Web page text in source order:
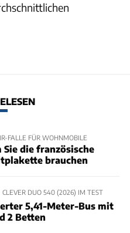
FALLE FÜR WOHNMOBILE
Sie die französische
brauchen
CLEVER DUO 540 (2026) IM TEST
5,41-Meter-Bus mit
2 Betten